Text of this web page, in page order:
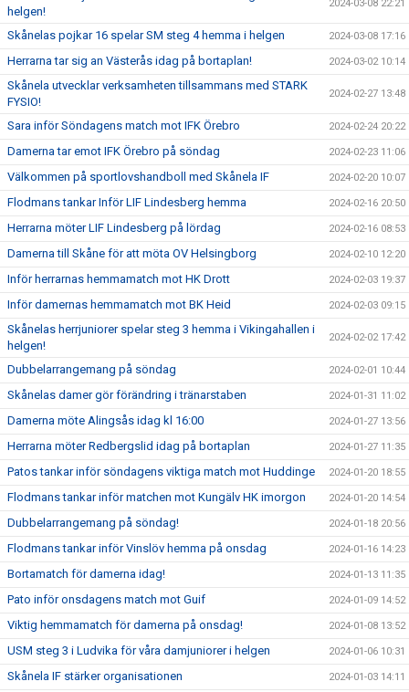
helgen!
2024-03-08 22:21
Skånelas pojkar 16 spelar SM steg 4 hemma i helgen 2024-03-08 17:16
Herrarna tar sig an Västerås idag på bortaplan! 2024-03-02 10:14
Skånela utvecklar verksamheten tillsammans med STARK
FYSIO!
2024-02-27 13:48
Sara inför Söndagens match mot IFK Örebro 2024-02-24 20:22
Damerna tar emot IFK Örebro på söndag 2024-02-23 11:06
Välkommen på sportlovshandboll med Skånela IF 2024-02-20 10:07
Flodmans tankar Inför LIF Lindesberg hemma 2024-02-16 20:50
Herrarna möter LIF Lindesberg på lördag 2024-02-16 08:53
Damerna till Skåne för att möta OV Helsingborg 2024-02-10 12:20
Inför herrarnas hemmamatch mot HK Drott 2024-02-03 19:37
Inför damernas hemmamatch mot BK Heid 2024-02-03 09:15
Skånelas herrjuniorer spelar steg 3 hemma i Vikingahallen i
helgen!
2024-02-02 17:42
Dubbelarrangemang på söndag 2024-02-01 10:44
Skånelas damer gör förändring i tränarstaben 2024-01-31 11:02
Damerna möte Alingsås idag kl 16:00 2024-01-27 13:56
Herrarna möter Redbergslid idag på bortaplan 2024-01-27 11:35
Patos tankar inför söndagens viktiga match mot Huddinge 2024-01-20 18:55
Flodmans tankar inför matchen mot Kungälv HK imorgon 2024-01-20 14:54
Dubbelarrangemang på söndag! 2024-01-18 20:56
Flodmans tankar inför Vinslöv hemma på onsdag 2024-01-16 14:23
Bortamatch för damerna idag! 2024-01-13 11:35
Pato inför onsdagens match mot Guif 2024-01-09 14:52
Viktig hemmamatch för damerna på onsdag! 2024-01-08 13:52
USM steg 3 i Ludvika för våra damjuniorer i helgen 2024-01-06 10:31
Skånela IF stärker organisationen 2024-01-03 14:11